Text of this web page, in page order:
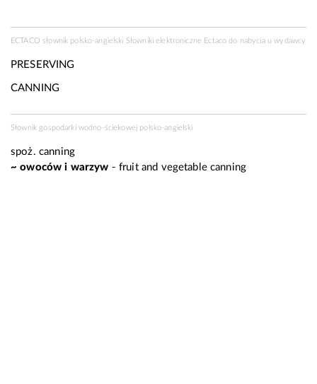
ECTACO słownik polsko-angielski Słowniki elektroniczne Ectaco do nabycia uwydawcy
PRESERVING
CANNING
Słownik gospodarki wodno-ściekowej polsko-angielski
spoż. canning
~ owoców i warzyw - fruit and vegetable canning